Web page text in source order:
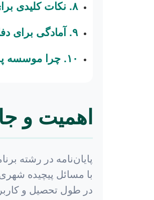
۸. نکات کلیدی برای نگارش بخش‌های مختلف پایان‌نامه
۹. آمادگی برای دفاع: ارائه قوی و پاسخگویی منطقی و متقاعدکننده
۱۰. چرا موسسه پرواسکیل بهترین همراه شما در نگارش پایان‌نامه شهری است؟
اهمیت و
پایان‌نامه در رشته
با مسائل پیچیده
در طول تحصیل و